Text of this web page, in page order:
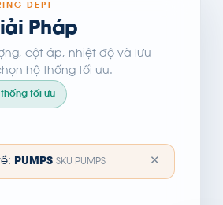
DEPT
Pháp
cột áp, nhiệt độ và lưu
hệ thống tối ưu.
tối ưu
PUMPS SKU PUMPS ✕